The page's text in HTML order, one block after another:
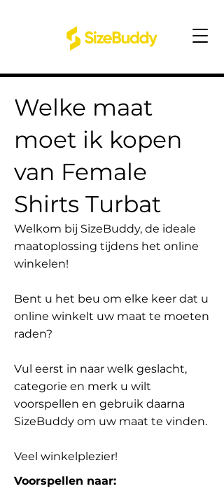
Welke maat
moet ik kopen
van Female
Shirts Turbat
Welkom bij SizeBuddy, de ideale
maatoplossing tijdens het online
winkelen!
Bent u het beu om elke keer dat u
online winkelt uw maat te moeten
raden?
Vul eerst in naar welk geslacht,
categorie en merk u wilt
voorspellen en gebruik daarna
SizeBuddy om uw maat te vinden.
Veel winkelplezier!
Voorspellen naar: